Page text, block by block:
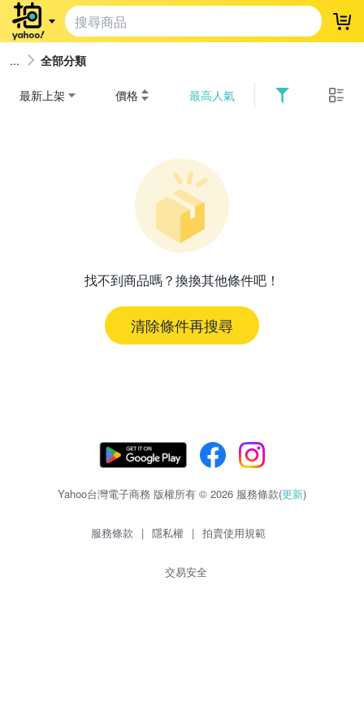
登
全部分類
最新上架 價格 最高人氣
找不到商品嗎？換換其他條件吧！
清除條件再搜尋
Yahoo台灣電子商務 版權所有 © 2026 服務條款(更新)
服務條款 | 隱私權 | 拍賣使用規範
交易安全